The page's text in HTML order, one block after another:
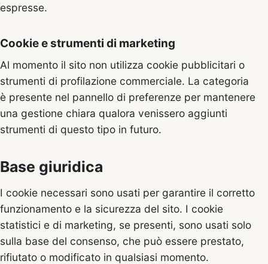
espresse.
Cookie e strumenti di marketing
Al momento il sito non utilizza cookie pubblicitari o
strumenti di profilazione commerciale. La categoria
è presente nel pannello di preferenze per mantenere
una gestione chiara qualora venissero aggiunti
strumenti di questo tipo in futuro.
Base giuridica
I cookie necessari sono usati per garantire il corretto
funzionamento e la sicurezza del sito. I cookie
statistici e di marketing, se presenti, sono usati solo
sulla base del consenso, che può essere prestato,
rifiutato o modificato in qualsiasi momento.